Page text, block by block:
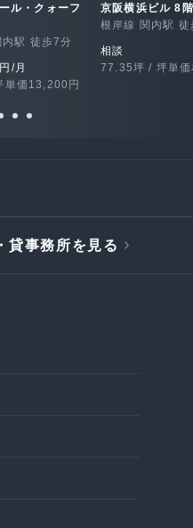
ル・クォーフ
駅 徒歩7分
/月
単価13,200円
京阪横浜ビル 8階
根岸線 関内駅 徒
相談
77.35坪 / 坪単価
貸事務所を見る